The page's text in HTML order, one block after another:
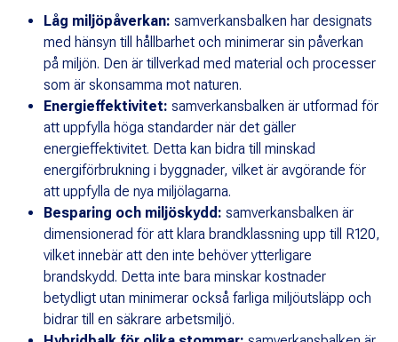
Låg miljöpåverkan:samverkansbalken har designats
med hänsyn till hållbarhet och minimerar sin påverkan
på miljön. Den är tillverkad med material och processer
som är skonsamma mot naturen.
Energieffektivitet:samverkansbalken är utformad för
att uppfylla höga standarder när det gäller
energieffektivitet. Detta kan bidra till minskad
energiförbrukning i byggnader, vilket är avgörande för
att uppfylla de nya miljölagarna.
Besparing och miljöskydd:samverkansbalken är
dimensionerad för att klara brandklassning upp till R120,
vilket innebär att den inte behöver ytterligare
brandskydd. Detta inte bara minskar kostnader
betydligt utan minimerar också farliga miljöutsläpp och
bidrar till en säkrare arbetsmiljö.